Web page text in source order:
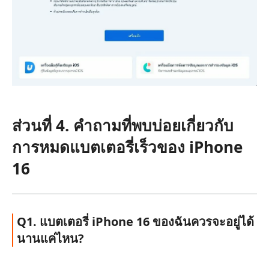
ส่วนที่ 4. คำถามที่พบบ่อยเกี่ยวกับ
การหมดแบตเตอรี่เร็วของ iPhone
16
Q1. แบตเตอรี่ iPhone 16 ของฉันควรจะอยู่ได้
นานแค่ไหน?